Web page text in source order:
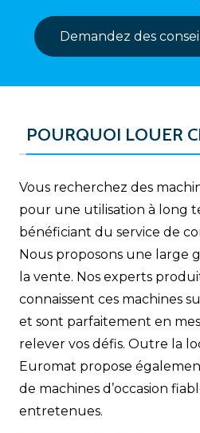
Demandez des
POURQUOI LOUER
Vous recherchez des
pour une utilisation à long
bénéficiant du service de
Nous proposons une large
la vente. Nos experts
connaissent ces machines
et sont parfaitement en
relever vos défis. Outre la
Euromat propose
de machines d’occasion
entretenues.